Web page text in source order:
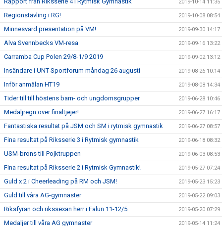
2019-10-14 11:35
Regionstävling i RG! 2019-10-08 08:54
Minnesvärd presentation på VM! 2019-09-30 14:17
Alva Svennbecks VM-resa 2019-09-16 13:22
Carramba Cup Polen 29/8-1/9 2019 2019-09-02 13:12
Insändare i UNT Sportforum måndag 26 augusti 2019-08-26 10:14
Inför anmälan HT19 2019-08-08 14:34
Tider till till höstens barn- och ungdomsgrupper 2019-06-28 10:46
Medaljregn över finaltjejer! 2019-06-27 16:17
Fantastiska resultat på JSM och SM i rytmisk gymnastik 2019-06-27 08:57
Fina resultat på Riksserie 3 i Rytmisk gymnastik 2019-06-18 08:32
USM-brons till Pojktruppen 2019-06-03 08:53
Fina resultat på Riksserie 2 i Rytmisk Gymnastik! 2019-05-27 07:24
Guld x 2 i Cheerleading på RM och JSM! 2019-05-23 15:23
Guld till våra AG-gymnaster 2019-05-22 09:03
Riksfyran och rikssexan herr i Falun 11-12/5 2019-05-20 07:29
Medaljer till våra AG gymnaster 2019-05-14 11:24